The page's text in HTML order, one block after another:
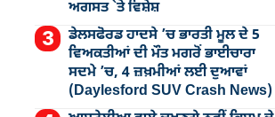
ਅਗਸਤ `ਤੇ ਵਿਸ਼ੇਸ਼
ਡੇਲਸਫੋਰਡ ਹਾਦਸੇ ’ਚ ਭਾਰਤੀ ਮੂਲ ਦੇ 5
ਵਿਅਕਤੀਆਂ ਦੀ ਮੌਤ ਮਗਰੋਂ ਭਾਈਚਾਰਾ
ਸਦਮੇ ’ਚ, 4 ਜ਼ਖ਼ਮੀਆਂ ਲਈ ਦੁਆਵਾਂ
(Daylesford SUV Crash News)